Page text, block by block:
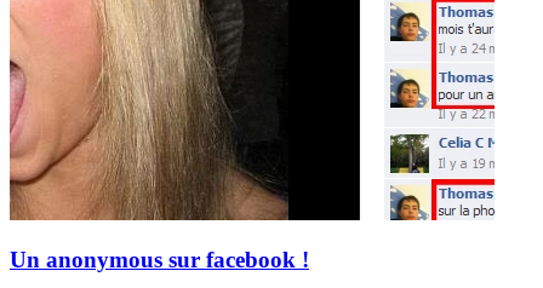
Un anonymous sur facebook !